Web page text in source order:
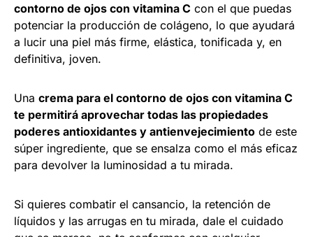
contorno de ojos con vitamina C con el que puedas
potenciar la producción de colágeno, lo que ayudará
a lucir una piel más firme, elástica, tonificada y, en
definitiva, joven.
Una crema para el contorno de ojos con vitamina C
te permitirá aprovechar todas las propiedades
poderes antioxidantes y antienvejecimiento de este
súper ingrediente, que se ensalza como el más eficaz
para devolver la luminosidad a tu mirada.
Si quieres combatir el cansancio, la retención de
líquidos y las arrugas en tu mirada, dale el cuidado